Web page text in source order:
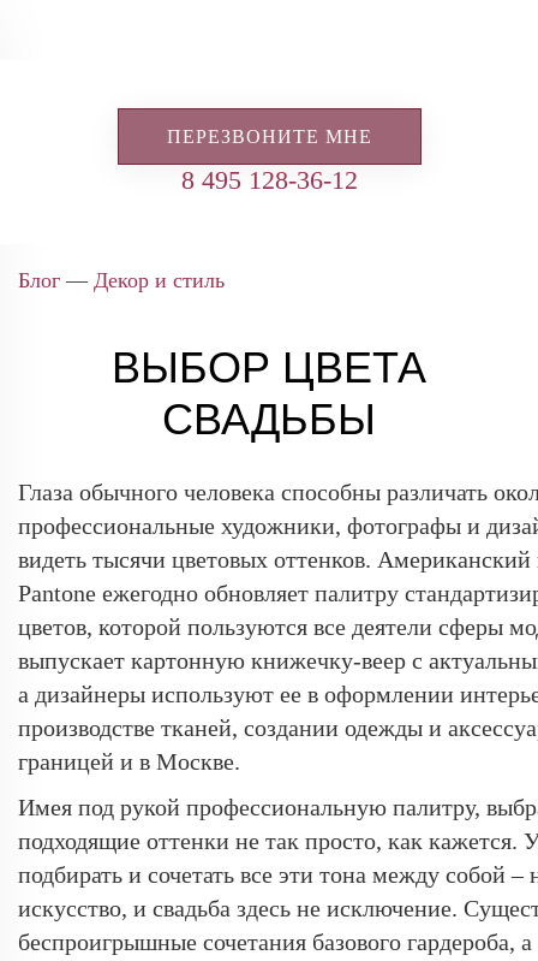
ПЕРЕЗВОНИТЕ МНЕ
8 495 128-36-12
Блог — Декор и стиль
ВЫБОР ЦВЕТА
СВАДЬБЫ
Глаза обычного человека способны различать
профессиональные художники, фотографы и
видеть тысячи цветовых оттенков. Американский
Pantone ежегодно обновляет палитру
цветов, которой пользуются все деятели сферы
выпускает картонную книжечку-веер с
а дизайнеры используют ее в оформлении
производстве тканей, создании одежды и
границей и в Москве.
Имея под рукой профессиональную палитру,
подходящие оттенки не так просто, как кажется.
подбирать и сочетать все эти тона между собой –
искусство, и свадьба здесь не исключение.
беспроигрышные сочетания базового гардероба,